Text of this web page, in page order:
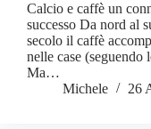
Calcio e caffè un
successo Da nord al
secolo il caffè
nelle case (seguendo
Ma…
Michele
26